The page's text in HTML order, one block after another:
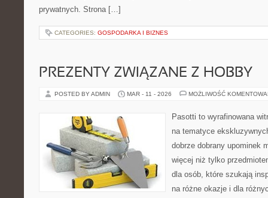
prywatnych. Strona […]
CATEGORIES: GOSPODARKA I BIZNES
PREZENTY ZWIĄZANE Z HOBBY
POSTED BY ADMIN MAR - 11 - 2026 MOŻLIWOŚĆ
Pasotti to wyrafinowana
na tematyce
dobrze dobrany upominek
więcej niż tylko
dla osób, które szukają
na różne okazje i dla